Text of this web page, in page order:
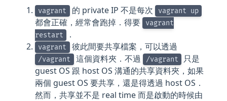
vagrant 的 private IP 不是每次 vagrant up
都會正確，經常會跑掉．得要
vagrant
restart
．
vagrant 彼此間要共享檔案，可以透過
/vagrant 這個資料夾．不過 /vagrant
只是
guest OS 跟 host OS 溝通的共享資料夾，如果
兩個 guest OS 要共享，還是得透過 host OS．
然而，共享並不是 real time 而是啟動的時候由